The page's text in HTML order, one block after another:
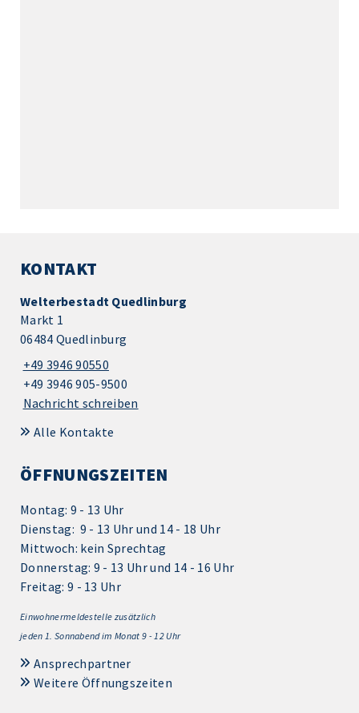
KONTAKT
Welterbestadt Quedlinburg
Markt 1
06484 Quedlinburg
+49 3946 90550
+49 3946 905-9500
Nachricht schreiben
Alle Kontakte
ÖFFNUNGSZEITEN
Montag: 9 - 13 Uhr
Dienstag: 9 - 13 Uhr und 14 - 18 Uhr
Mittwoch: kein Sprechtag
Donnerstag: 9 - 13 Uhr und 14 - 16 Uhr
Freitag: 9 - 13 Uhr
Einwohnermeldestelle zusätzlich
jeden 1. Sonnabend im Monat 9 - 12 Uhr
Ansprechpartner
Weitere Öffnungszeiten